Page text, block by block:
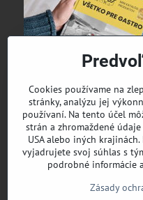
Cookies používame na
stránky, analýzu jej
používaní. Na tento účel
strán a zhromaždené
USA alebo iných
vyjadrujete svoj súhlas s
podrobné informácie
Zásady